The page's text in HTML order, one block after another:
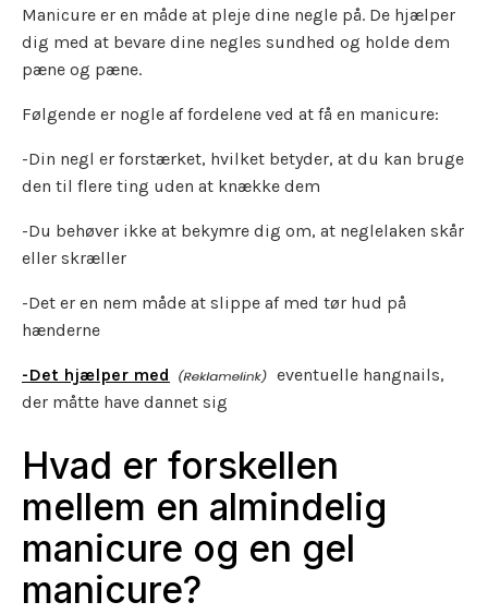
Manicure er en måde at pleje dine negle på. De hjælper
dig med at bevare dine negles sundhed og holde dem
pæne og pæne.
Følgende er nogle af fordelene ved at få en manicure:
-Din negl er forstærket, hvilket betyder, at du kan bruge
den til flere ting uden at knække dem
-Du behøver ikke at bekymre dig om, at neglelaken skår
eller skræller
-Det er en nem måde at slippe af med tør hud på
hænderne
-Det hjælper med
eventuelle hangnails,
der måtte have dannet sig
Hvad er forskellen
mellem en almindelig
manicure og en gel
manicure?